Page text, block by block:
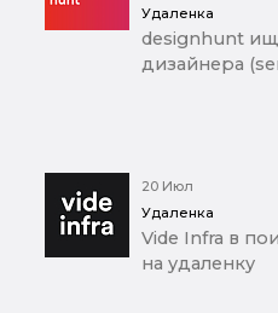
Удаленка
designhunt
дизайнера
20 Июл
Удаленка
Vide Infra в
на удаленку